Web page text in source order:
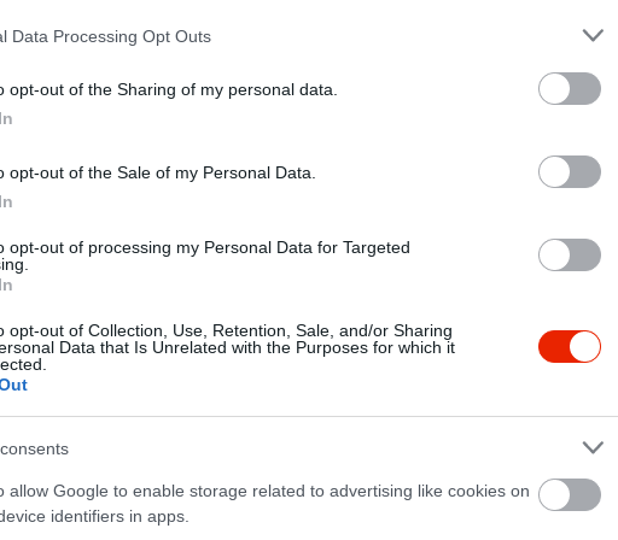
Data Processing Opt Outs
opt-out of the Sharing of my personal data.
opt-out of the Sale of my Personal Data.
opt-out of processing my Personal Data for Targeted
opt-out of Collection, Use, Retention, Sale, and/or Sharing
Data that Is Unrelated with the Purposes for which it
allow Google to enable storage related to advertising like cookies on
identifiers in apps.
nagyon is régi, hiszen több mint 100 évre visszamenőleg
vendéglő működött, majd bezárták és többé már nem
Később lakóházként használták, majd üresen állt és a
az egykori fogadó állapotát, megvásárolta azt. Ide
ezzel is visszaállítva a ház rég elfeledett tradícióját.